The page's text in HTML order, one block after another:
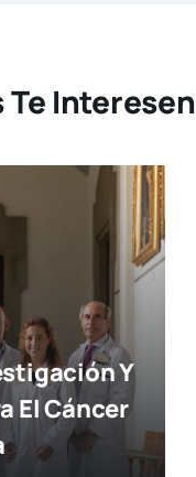
Te Interesen
Y
El Cáncer